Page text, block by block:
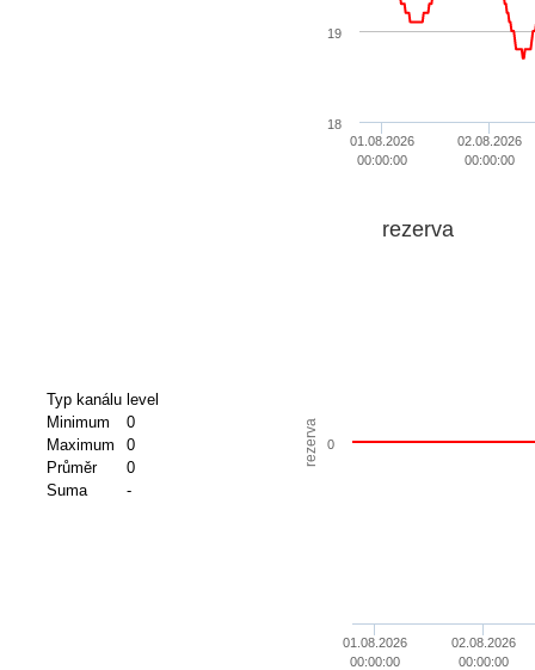
01.08.2026
00:00:00
02.08.2026
00:00:00
18
19
Typ kanálu level
Minimum
0
Maximum
0
Průměr
0
Suma
-
rezerva
rezerva
01.08.2026
00:00:00
02.08.2026
00:00:00
0